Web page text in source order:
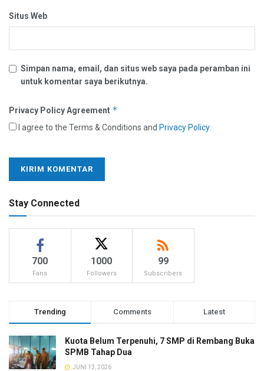
Situs Web
Simpan nama, email, dan situs web saya pada peramban ini
untuk komentar saya berikutnya.
Privacy Policy Agreement *
I agree to the Terms & Conditions and Privacy Policy.
Stay Connected
700
Fans
1000
Followers
99
Subscribers
Trending Comments Latest
Kuota Belum Terpenuhi, 7 SMP di Rembang Buka
SPMB Tahap Dua
JUNI 13, 2026